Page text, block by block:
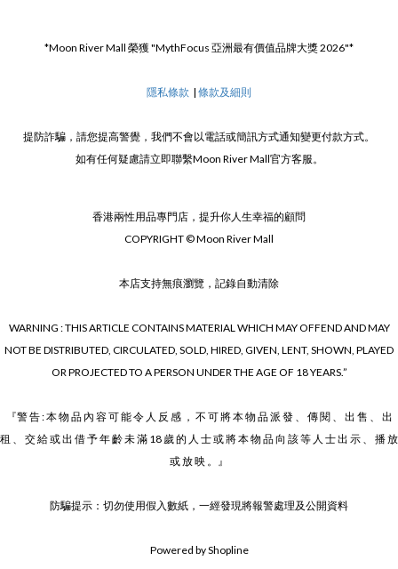
*Moon River Mall 榮獲 "MythFocus 亞洲最有價值品牌大獎 2026"*
隱私條款 | 條款及細則
提防詐騙，請您提高警覺，我們不會以電話或簡訊方式通知變更付款方式。
如有任何疑慮請立即聯繫Moon River Mall官方客服。
香港兩性用品專門店，提升你人生幸福的顧問
COPYRIGHT © Moon River Mall
本店支持無痕瀏覽，記錄自動清除
WARNING : THIS ARTICLE CONTAINS MATERIAL WHICH MAY OFFEND AND MAY
NOT BE DISTRIBUTED, CIRCULATED, SOLD, HIRED, GIVEN, LENT, SHOWN, PLAYED
OR PROJECTED TO A PERSON UNDER THE AGE OF 18 YEARS.”
『警 告 : 本 物 品 內 容 可 能 令 人 反 感 ， 不 可 將 本 物 品 派 發 、 傳 閱 、 出 售 、 出
租 、 交 給 或 出 借 予 年 齡 未 滿 18 歲 的 人 士 或 將 本 物 品 向 該 等 人 士 出 示 、 播 放
或 放 映 。』
防騙提示：切勿使用假入數紙，一經發現將報警處理及公開資料
Powered by Shopline